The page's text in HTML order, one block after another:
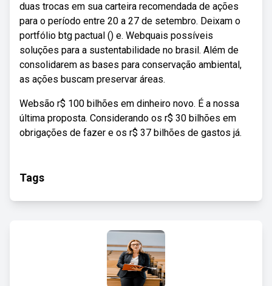
duas trocas em sua carteira recomendada de ações
para o período entre 20 a 27 de setembro. Deixam o
portfólio btg pactual () e. Webquais possíveis
soluções para a sustentabilidade no brasil. Além de
consolidarem as bases para conservação ambiental,
as ações buscam preservar áreas.
Websão r$ 100 bilhões em dinheiro novo. É a nossa
última proposta. Considerando os r$ 30 bilhões em
obrigações de fazer e os r$ 37 bilhões de gastos já.
Tags